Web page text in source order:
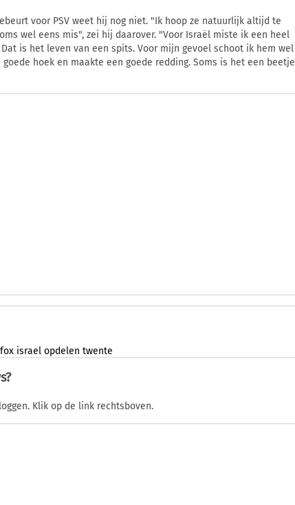
voor PSV weet hij nog niet. "Ik hoop ze natuurlijk altijd te
wel eens mis", zei hij daarover. "Voor Israël miste ik een heel
is het leven van een spits. Voor mijn gevoel schoot ik hem wel
hoek en maakte een goede redding. Soms is het een beetje
fox israel opdelen twente
Klik op de link rechtsboven.